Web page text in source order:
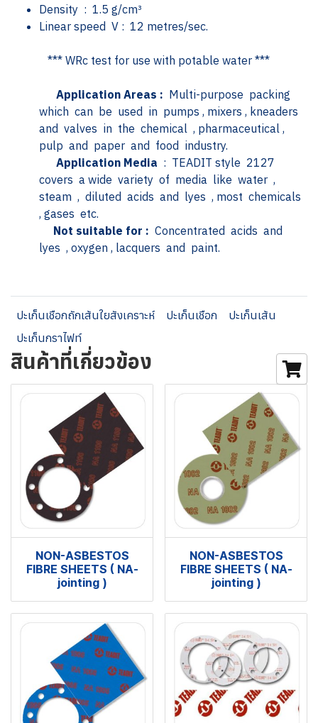
Density : 1.5 g/cm³
Linear speed V : 12 metres/sec.
*** WRc test for use with potable water ***
Application Areas : Multi-purpose packing
which can be used in pumps , mixers , kneaders
and valves in the chemical , pharmaceutical ,
pulp and paper and food industry.
Application Media : TEADIT style 2127
covers a wide variety of media like water ,
steam , diluted acids and lyes , most chemicals
, gases etc.
Not suitable for : Concentrated acids and
lyes , oxygen , lacquers and paint.
ปะเก็นเชือกถักเส้นใยสังเคราะห์ ปะเก็นเชือก
ปะเก็นเส้น
ปะเก็นกราไฟท์
สินค้าที่เกี่ยวข้อง
NON-ASBESTOS
FIBRE SHEETS ( NA-
jointing )
NON-ASBESTOS
FIBRE SHEETS ( NA-
jointing )